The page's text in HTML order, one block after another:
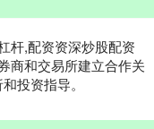
杆,配资资深炒股配资
商和交易所建立合作关
投资指导。